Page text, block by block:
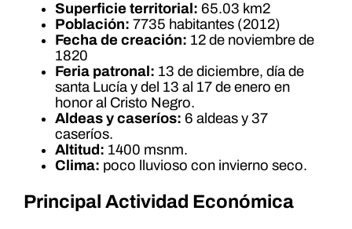
Superficie territorial: 65.03 km2
Población: 7735 habitantes (2012)
Fecha de creación: 12 de noviembre de
1820
Feria patronal: 13 de diciembre, día de
santa Lucía y del 13 al 17 de enero en
honor al Cristo Negro.
Aldeas y caseríos: 6 aldeas y 37
caseríos.
Altitud: 1400 msnm.
Clima: poco lluvioso con invierno seco.
Principal Actividad Económica